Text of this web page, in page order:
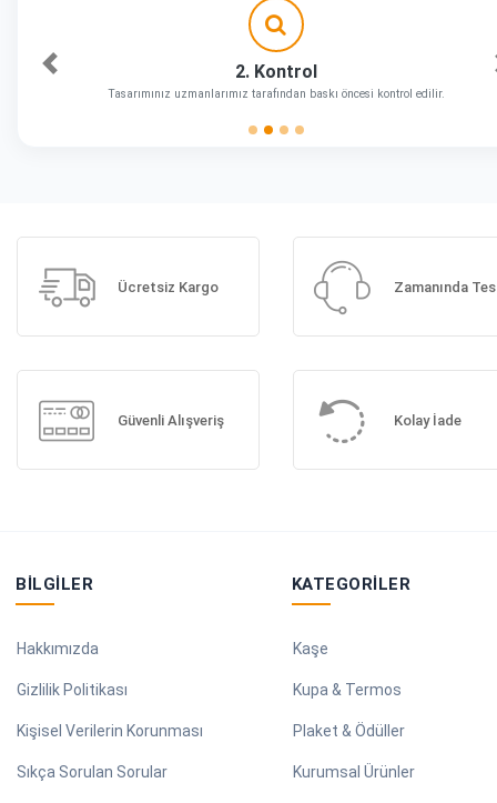
2. Kontrol
Tasarımınız uzmanlarımız tarafından baskı öncesi kontrol edilir.
Önceki
Ücretsiz Kargo Zamanında
Güvenli Alışveriş Kolay İade
BILGILER
Hakkımızda
Gizlilik Politikası
Kişisel Verilerin Korunması
Sıkça Sorulan Sorular
KATEGORILER
Kaşe
Kupa & Termos
Plaket & Ödüller
Kurumsal Ürünler